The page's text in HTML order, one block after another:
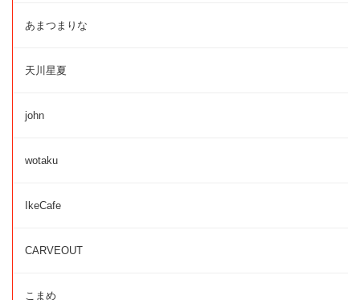
あまつまりな
天川星夏
john
wotaku
IkeCafe
CARVEOUT
こまめ